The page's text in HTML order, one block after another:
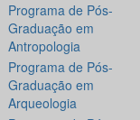
Programa de Pós-
Graduação em
Antropologia
Programa de Pós-
Graduação em
Arqueologia